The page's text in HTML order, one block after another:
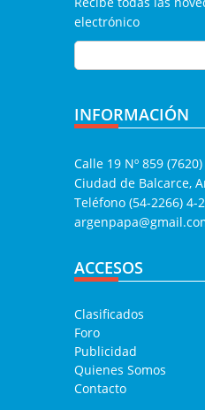
electrónico
INFORMACIÓN
Calle 19 Nº 859 (7620)
Ciudad de Balcarce,
Teléfono (54-2266) 4-
ACCESOS
Clasificados
Foro
Publicidad
Quienes Somos
Contacto